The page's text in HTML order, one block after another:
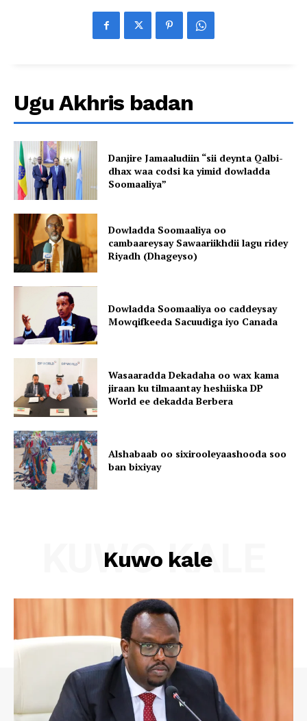
Ugu Akhris badan
Danjire Jamaaludiin “sii deynta Qalbi-
dhax waa codsi ka yimid dowladda
Soomaaliya”
Dowladda Soomaaliya oo
cambaareysay Sawaariikhdii lagu ridey
Riyadh (Dhageyso)
Dowladda Soomaaliya oo caddeysay
Mowqifkeeda Sacuudiga iyo Canada
Wasaaradda Dekadaha oo wax kama
jiraan ku tilmaantay heshiiska DP
World ee dekadda Berbera
Alshabaab oo sixirooleyaashooda soo
ban bixiyay
Kuwo kale
KUWO KALE